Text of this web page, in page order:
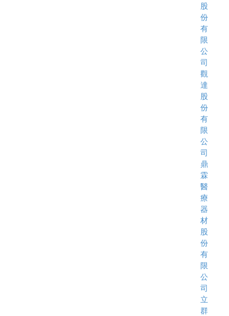
股
份
有
限
公
司
觀
達
股
份
有
限
公
司
鼎
霖
醫
療
器
材
股
份
有
限
公
司
立
群